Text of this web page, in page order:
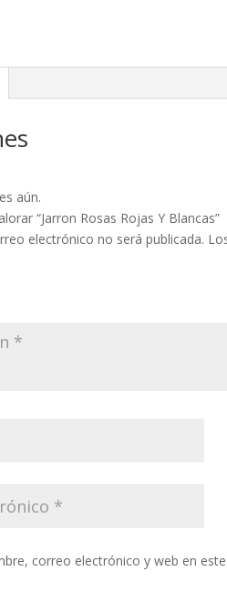
aún.
“Jarron Rosas Rojas Y Blancas”
electrónico no será publicada.
correo electrónico y web en